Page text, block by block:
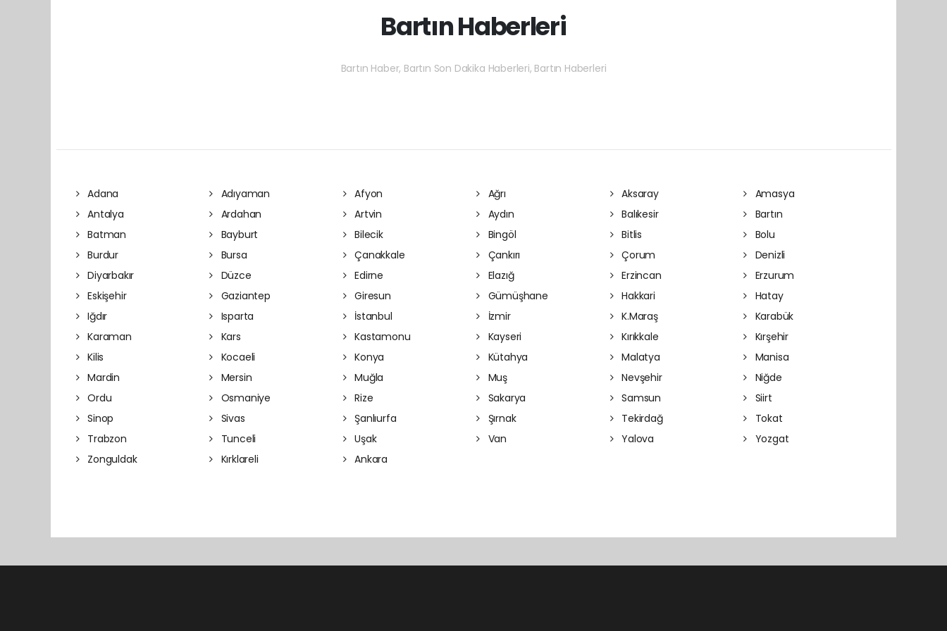
Bartın Haberleri
Bartın Haber, Bartın Son Dakika Haberleri, Bartın Haberleri
Adana Adıyaman Afyon Ağrı Aksaray
Amasya
Antalya
Ardahan Artvin Aydın Balıkesir
Bartın
Batman
Bayburt Bilecik Bingöl Bitlis
Bolu
Burdur
Bursa Çanakkale Çankırı Çorum
Denizli
Diyarbakır
Düzce Edirne Elazığ Erzincan
Erzurum
Eskişehir
Gaziantep Giresun Gümüşhane Hakkari
Hatay
Iğdır
Isparta İstanbul İzmir K.Maraş
Karabük
Karaman
Kars Kastamonu Kayseri Kırıkkale
Kırşehir
Kilis
Kocaeli Konya Kütahya Malatya
Manisa
Mardin
Mersin Muğla Muş Nevşehir
Niğde
Ordu
Osmaniye Rize Sakarya Samsun
Siirt
Sinop
Sivas Şanlıurfa Şırnak Tekirdağ
Tokat
Trabzon
Tunceli Uşak Van Yalova
Yozgat
Zonguldak
Kırklareli Ankara